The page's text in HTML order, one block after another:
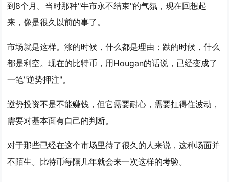
到8个月。当时那种"牛市永不结束"的气氛，现在回想起
来，像是很久以前的事了。
市场就是这样。涨的时候，什么都是理由；跌的时候，什么
都是利空。现在的比特币，用Hougan的话说，已经变成了
一笔"逆势押注"。
逆势投资不是不能赚钱，但它需要耐心，需要扛得住波动，
需要对基本面有自己的判断。
对于那些已经在这个市场里待了很久的人来说，这种场面并
不陌生。比特币每隔几年就会来一次这样的考验。